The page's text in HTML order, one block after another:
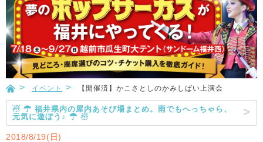
イベント 【開催済】かこさとしのかみしばい上演会
☃ ☂ 福井県内の屋内あそび場まとめ。雨でもへっちゃら、
元気に遊ぼう♪ ☂ ☃
2018/8/19(日)